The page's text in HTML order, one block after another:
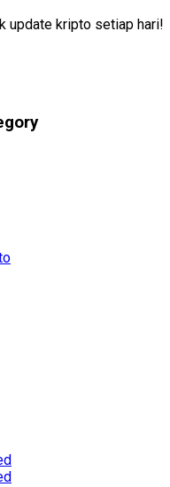
update kripto setiap hari!